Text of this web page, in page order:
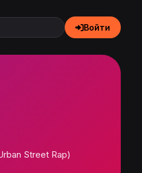
Войти
Street Rap)